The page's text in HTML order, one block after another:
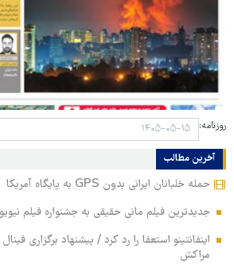
روزنامه:
آخرین مطالب
حمله خلبانان ایرانی بدون GPS به پایگاه آمریکا
جدیدترین فیلم مانی حقیقی به جشنواره فیلم
مراکش